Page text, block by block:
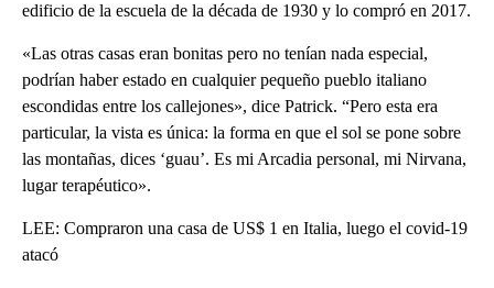
edificio de la escuela de la década de 1930 y lo compró en 2017.
«Las otras casas eran bonitas pero no tenían nada especial,
podrían haber estado en cualquier pequeño pueblo italiano
escondidas entre los callejones», dice Patrick. “Pero esta era
particular, la vista es única: la forma en que el sol se pone sobre
las montañas, dices ‘guau’. Es mi Arcadia personal, mi Nirvana,
lugar terapéutico».
LEE: Compraron una casa de US$ 1 en Italia, luego el covid-19
atacó